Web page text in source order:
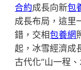
合約成長向新包
成長布局，這里
錯，交相包養網
起，冰雪經濟成
古代化“山一程